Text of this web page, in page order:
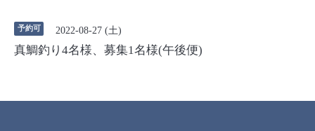
予約可 2022-08-27 (土)
真鯛釣り4名様、募集1名様(午後便)